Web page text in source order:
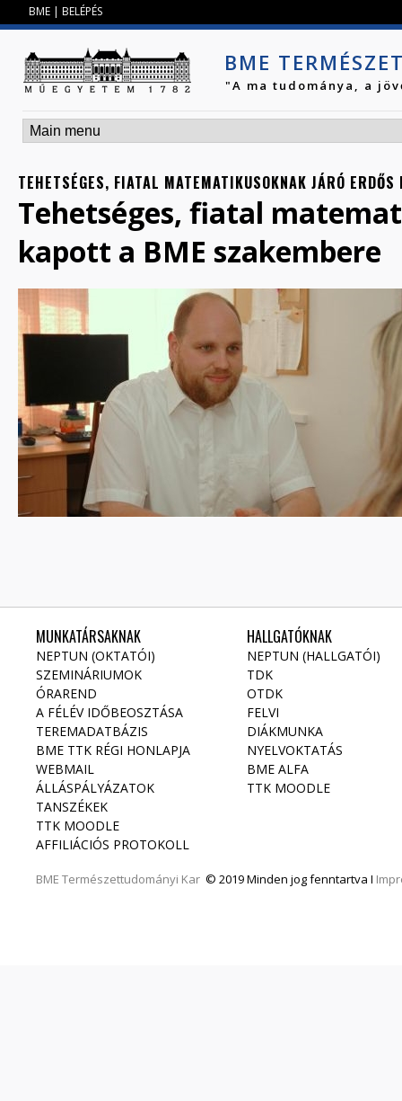
BME | BELÉPÉS
BME
"A ma tudománya, a
TEHETSÉGES, FIATAL MATEMATIKUSOKNAK JÁRÓ
Tehetséges, fiatal
kapott a BME szakembere
MUNKATÁRSAKNAK
NEPTUN (OKTATÓI)
SZEMINÁRIUMOK
ÓRAREND
A FÉLÉV IDŐBEOSZTÁSA
TEREMADATBÁZIS
BME TTK RÉGI HONLAPJA
WEBMAIL
ÁLLÁSPÁLYÁZATOK
TANSZÉKEK
TTK MOODLE
AFFILIÁCIÓS PROTOKOLL
BME Természettudományi Kar © 2019 Minden jog fenntartva I
HALLGATÓKNAK
NEPTUN (HALLGATÓI)
TDK
OTDK
FELVI
DIÁKMUNKA
NYELVOKTATÁS
BME ALFA
TTK MOODLE